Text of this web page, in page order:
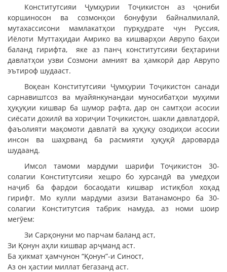
Конститутсияи Ҷумҳурии Тоҷикистон аз ҷониби
коршиносон ва созмонҳои бонуфузи байналмилалӣ,
мутахассисони мамлакатҳои пурқудрате чун Руссия,
Иёлоти Муттаҳидаи Амрико ва кишварҳои Аврупо баҳои
баланд гирифта, яке аз панҷ конститутсияи беҳтарини
давлатҳои узви Созмони амният ва ҳамкорӣ дар Аврупо
эътироф шудааст.
Воқеан Конститутсияи Ҷумҳурии Тоҷикистон санади
сарнавиштсоз ва муайянкунандаи муносибатҳои муҳими
ҳуқуқии кишвар ба шумор рафта, дар он самтҳои асосии
сиёсати дохилӣ ва хориҷии Тоҷикистон, шакли давлатдорӣ,
фаъолияти мақомоти давлатӣ ва ҳуқуқу озодиҳои асосии
инсон ва шаҳрванд ба расмияти ҳуқуқӣ дароварда
шудаанд.
Имсол тамоми мардуми шарифи Тоҷикистон 30-
солагии Конститутсияи хешро бо хурсандӣ ва умедҳои
наҷиб ба фардои босаодати кишвар истиқбол хоҳад
гирифт. Мо кулли мардуми азизи Ватанамонро ба 30-
солагии Конститутсия табрик намуда, аз номи шоир
мегӯем:
Зи Сарқонуни мо парчам баланд аст,
Зи Қонун аҳли кишвар арҷманд аст.
Ба ҳикмат ҳамчунон “Қонун”-и Синост,
Аз он ҳастии миллат бегазанд аст.